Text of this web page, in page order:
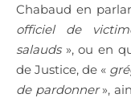
Chabaud en
officiel de
salauds», ou en
de Justice, de «
de pardonner»,